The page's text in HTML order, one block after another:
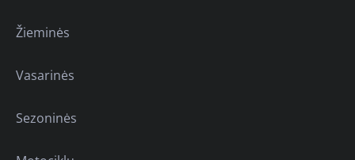
Žieminės
Vasarinės
Sezoninės